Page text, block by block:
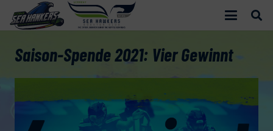
Saison-Spende 2021: Vier Gewinnt